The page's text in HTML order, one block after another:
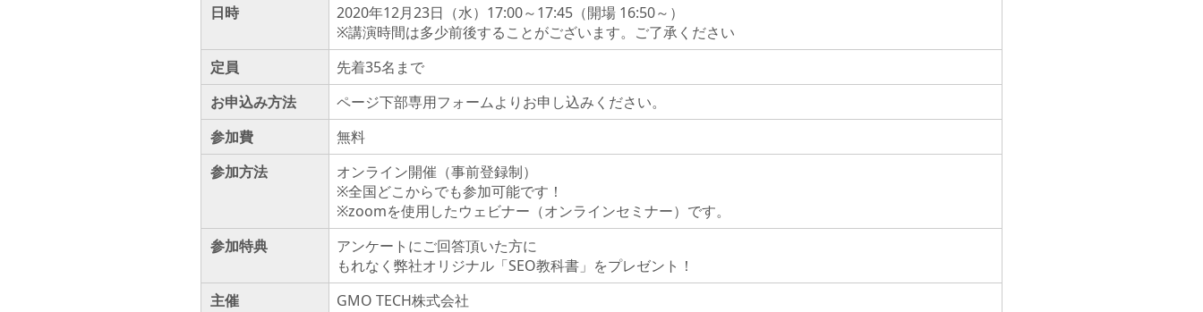
日時
2020年12月23日（水）17:00～17:45（開場 16:50～）
※講演時間は多少前後することがございます。ご了承ください
定員
先着35名まで
お申込み方法
ページ下部専用フォームよりお申し込みください。
参加費
無料
参加方法
オンライン開催（事前登録制）
※全国どこからでも参加可能です！
※zoomを使用したウェビナー（オンラインセミナー）です。
参加特典
アンケートにご回答頂いた方に
もれなく弊社オリジナル「SEO教科書」をプレゼント！
主催
GMO TECH株式会社